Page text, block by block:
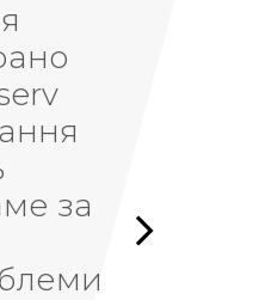
для
більш
або часоємко
Це
комусь
інструмент,
для